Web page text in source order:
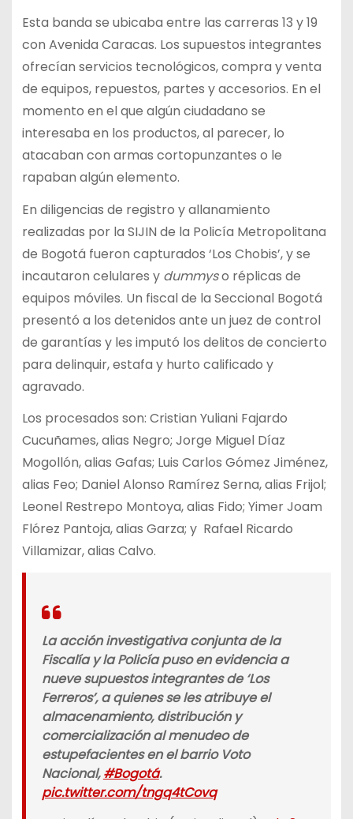
Esta banda se ubicaba entre las carreras 13 y 19
con Avenida Caracas. Los supuestos integrantes
ofrecían servicios tecnológicos, compra y venta
de equipos, repuestos, partes y accesorios. En el
momento en el que algún ciudadano se
interesaba en los productos, al parecer, lo
atacaban con armas cortopunzantes o le
rapaban algún elemento.
En diligencias de registro y allanamiento
realizadas por la SIJIN de la Policía Metropolitana
de Bogotá fueron capturados ‘Los Chobis’, y se
incautaron celulares y dummyso réplicas de
equipos móviles. Un fiscal de la Seccional Bogotá
presentó a los detenidos ante un juez de control
de garantías y les imputó los delitos de concierto
para delinquir, estafa y hurto calificado y
agravado.
Los procesados son: Cristian Yuliani Fajardo
Cucuñames, alias Negro; Jorge Miguel Díaz
Mogollón, alias Gafas; Luis Carlos Gómez Jiménez,
alias Feo; Daniel Alonso Ramírez Serna, alias Frijol;
Leonel Restrepo Montoya, alias Fido; Yimer Joam
Flórez Pantoja, alias Garza; y Rafael Ricardo
Villamizar, alias Calvo.
La acción investigativa conjunta de la
Fiscalía y la Policía puso en evidencia a
nueve supuestos integrantes de ‘Los
Ferreros’, a quienes se les atribuye el
almacenamiento, distribución y
comercialización al menudeo de
estupefacientes en el barrio Voto
Nacional,#Bogotá.
pic.twitter.com/tngq4tCovq